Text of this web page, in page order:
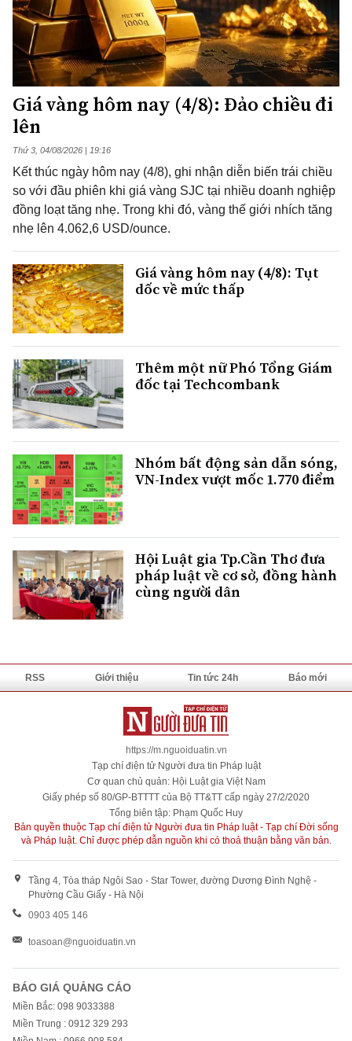
Giá vàng hôm nay (4/8): Đảo chiều đi
lên
Thứ 3, 04/08/2026 | 19:16
Kết thúc ngày hôm nay (4/8), ghi nhận diễn biến trái chiều
so với đầu phiên khi giá vàng SJC tại nhiều doanh nghiệp
đồng loạt tăng nhẹ. Trong khi đó, vàng thế giới nhích tăng
nhẹ lên 4.062,6 USD/ounce.
Giá vàng hôm nay (4/8): Tụt
dốc về mức thấp
Thêm một nữ Phó Tổng Giám
đốc tại Techcombank
Nhóm bất động sản dẫn sóng,
VN-Index vượt mốc 1.770 điểm
Hội Luật gia Tp.Cần Thơ đưa
pháp luật về cơ sở, đồng hành
cùng người dân
RSS Giới thiệu Tin tức 24h Báo mới
https://m.nguoiduatin.vn
Tạp chí điện tử Người đưa tin Pháp luật
Cơ quan chủ quản: Hội Luật gia Việt Nam
Giấy phép số 80/GP-BTTTT của Bộ TT&TT cấp ngày 27/2/2020
Tổng biên tập: Phạm Quốc Huy
Bản quyền thuộc Tạp chí điện tử Người đưa tin Pháp luật - Tạp chí Đời sống
và Pháp luật. Chỉ được phép dẫn nguồn khi có thoả thuận bằng văn bản.
Tầng 4, Tòa tháp Ngôi Sao - Star Tower, đường Dương Đình Nghệ -
Phường Cầu Giấy - Hà Nội
0903 405 146
toasoan@nguoiduatin.vn
BÁO GIÁ QUẢNG CÁO
Miền Bắc: 098 9033388
Miền Trung : 0912 329 293